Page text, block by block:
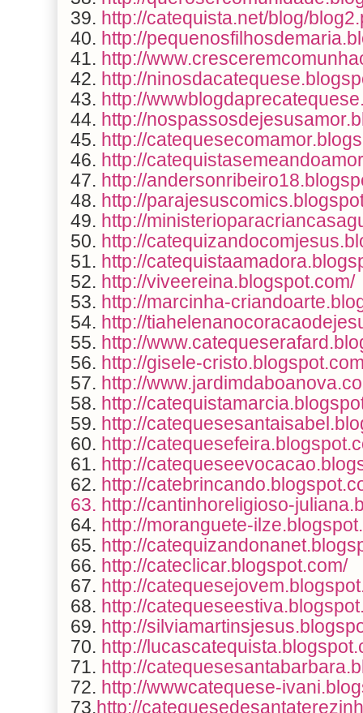
39. http://catequista.net/blog/
40. http://
41. http://
42. http://
43. http://
44. http://
45. http://
46. http://
47. http://
48. http://
49. http://
50. http://
51. http://
52. http://viveereina.blogspot.com/
53. http://marcinha-
54. http://
55. http://
56. http://gisele-
57. http://
58. http://
59. http://
60. http://
61. http://
62. http://
63. http://cantinhoreligioso-
64. http://moranguete-
65. http://
66. http://cateclicar.blogspot.com/
67. http://
68. http://
69. http://
70. http://
71. http://
72. http://wwwcatequese-
73.http://